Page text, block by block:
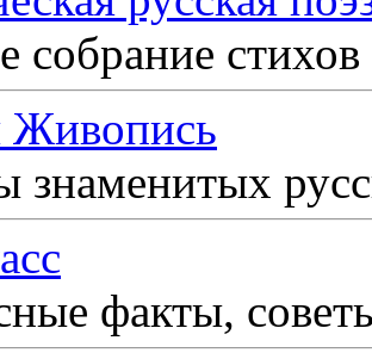
собрание
Живопись
знаменитых
факты,